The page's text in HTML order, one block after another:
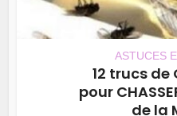
ASTUCES
12 trucs
pour
de la